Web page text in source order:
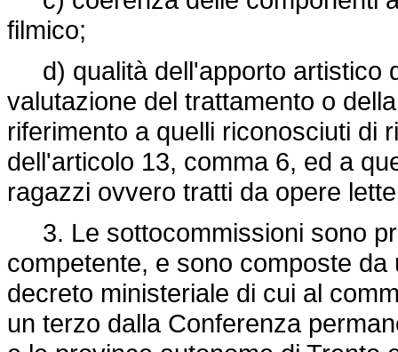
filmico;
d) qualità dell'apporto artistico
valutazione del trattamento o
riferimento a quelli riconosciuti di
dell'articolo 13, comma 6, ed a
ragazzi ovvero tratti da opere
3. Le sottocommissioni sono
competente, e sono composte
decreto ministeriale di cui al
un terzo dalla Conferenza